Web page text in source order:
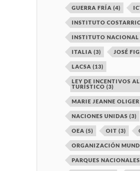
GUERRA FRÍA (4)
INSTITUTO
INSTITUTO NACIONAL
ITALIA (3) JOSÉ
LACSA (13)
LEY DE INCENTIVOS
TURÍSTICO (3)
MARIE JEANNE OLIGER
NACIONES UNIDAS (3)
OEA (5) OIT (3)
ORGANIZACIÓN
PARQUES NACIONALES